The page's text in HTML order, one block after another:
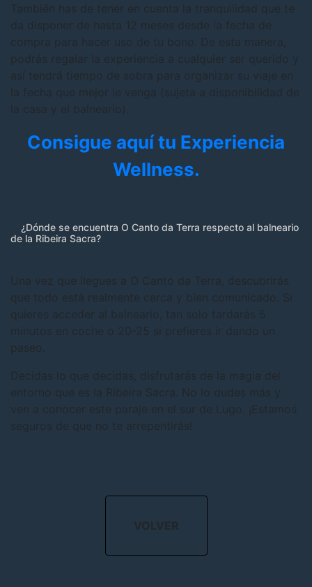
También has de tener en cuenta la tranquilidad que te
da disponer de hasta 12 meses desde la fecha de
compra para hacer uso de tu bono. De esta manera,
podrás regalar la experiencia a cualquier ser querido y
así tendrá tiempo de sobra para organizar su viaje en
la fecha que mejor le venga (sujeta a disponibilidad de
la casa y el balneario).
Consigue aquí tu Experiencia
Wellness.
¿Dónde se encuentra O Canto da Terra respecto al balneario
de la Ribeira Sacra?
Una vez que llegues a O Canto da Terra, descubrirás
que todo está realmente cerca y bien comunicado. Si
quieres acceder al balneario, tan solo tardarás 5
minutos en coche o 20-25 si prefieres ir dando un
paseo.
Decidas lo que decidas, disfrutarás de la magia del
entorno que es la Ribeira Sacra. No lo dudes más y
ven a conocer este paraje en el sur de Lugo. ¡Estamos
seguros de que no te arrepentirás!
VOLVER